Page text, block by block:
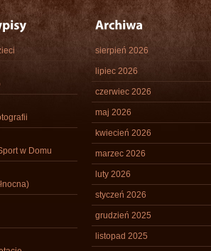
w Domu
sierpień 2026
lipiec 2026
czerwiec 2026
maj 2026
kwiecień 2026
marzec 2026
luty 2026
styczeń 2026
grudzień 2025
listopad 2025